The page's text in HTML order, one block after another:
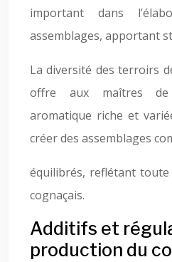
important dans
assemblages, apportant
La diversité des terroirs
offre aux maîtres
aromatique riche et
créer des assemblages
équilibrés, reflétant
cognaçais.
Additifs et
production du